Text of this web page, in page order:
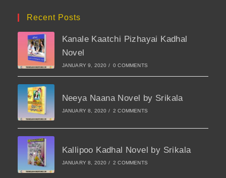
Recent Posts
Kanale Kaatchi Pizhayai Kadhal
Novel
JANUARY 9, 2020 / 0 COMMENTS
Neeya Naana Novel by Srikala
JANUARY 8, 2020 / 2 COMMENTS
Kallipoo Kadhal Novel by Srikala
JANUARY 8, 2020 / 2 COMMENTS